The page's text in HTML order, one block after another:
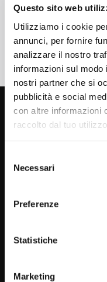
Questo sito web
Utilizziamo i cookie
annunci, per fornire
analizzare il nostro
informazioni sul
nostri partner che si
pubblicità e social
con altre informazioni
raccolto dal tuo
delNecessari
Preferenze
Statistiche
Marketing
P.IVA 00265030031
Telefono: